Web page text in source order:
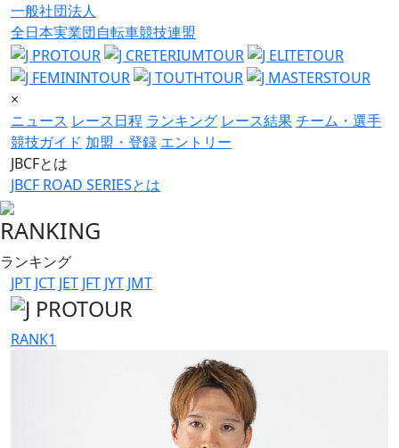
一般社団法人
全日本実業団自転車競技連盟
×
ニュース レース日程 ランキング レース結果チーム・選手
競技ガイド 加盟・登録 エントリー
JBCFとは
JBCF ROAD SERIESとは
RANKING
ランキング
JPT JCT JET JFT JYT JMT
RANK1